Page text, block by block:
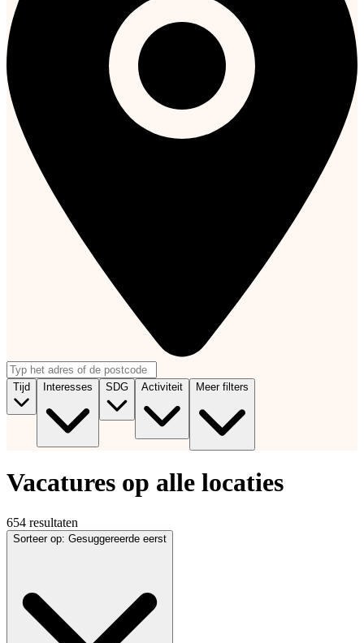
Tijd Interesses SDG Activiteit Meer filters
Vacatures op alle locaties
654 resultaten
Sorteer op: Gesuggereerde eerst